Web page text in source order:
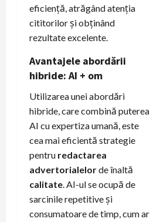
eficiență, atrăgând atenția
cititorilor și obținând
rezultate excelente.
Avantajele abordării
hibride: AI + om
Utilizarea unei abordări
hibride, care combină puterea
AI cu expertiza umană, este
cea mai eficientă strategie
pentru redactarea
advertorialelorde înaltă
calitate. AI-ul se ocupă de
sarcinile repetitive și
consumatoare de timp, cum ar